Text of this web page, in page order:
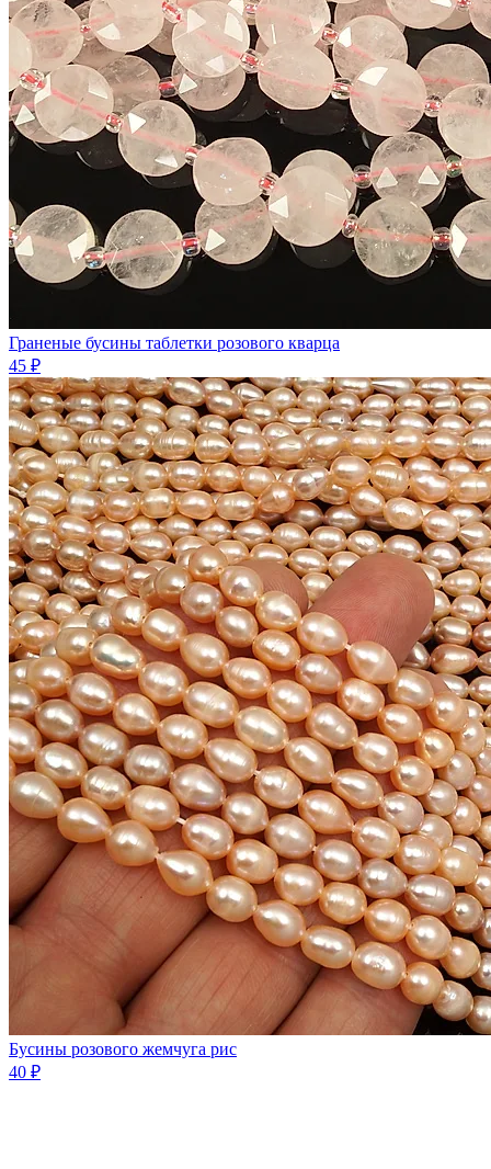
Граненые бусины таблетки розового кварца
45 ₽
Бусины розового жемчуга рис
40 ₽